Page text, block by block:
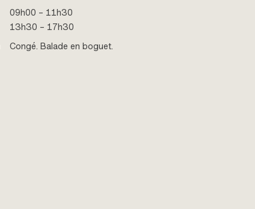
09h00 – 11h30
13h30 – 17h30
Congé. Balade en boguet.